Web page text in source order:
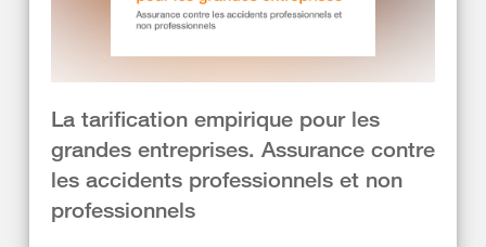
La tarification empirique pour les
grandes entreprises. Assurance contre
les accidents professionnels et non
professionnels